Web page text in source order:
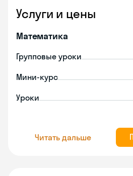
Услуги и цены
Математика
Групповые уроки
Мини-курс
Уроки
Читать дальше